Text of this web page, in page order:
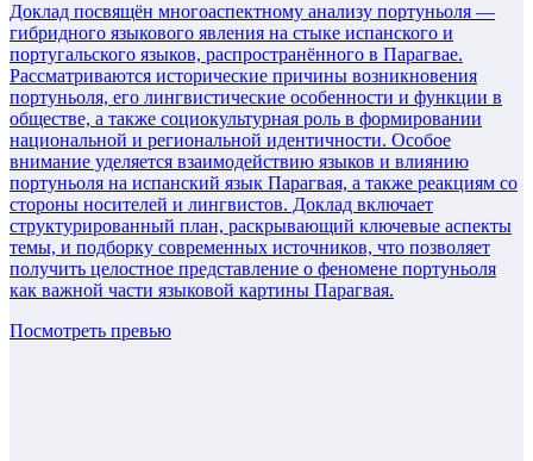
Доклад посвящён многоаспектному анализу портуньоля —
гибридного языкового явления на стыке испанского и
португальского языков, распространённого в Парагвае.
Рассматриваются исторические причины возникновения
портуньоля, его лингвистические особенности и функции в
обществе, а также социокультурная роль в формировании
национальной и региональной идентичности. Особое
внимание уделяется взаимодействию языков и влиянию
портуньоля на испанский язык Парагвая, а также реакциям со
стороны носителей и лингвистов. Доклад включает
структурированный план, раскрывающий ключевые аспекты
темы, и подборку современных источников, что позволяет
получить целостное представление о феномене портуньоля
как важной части языковой картины Парагвая.
Посмотреть превью